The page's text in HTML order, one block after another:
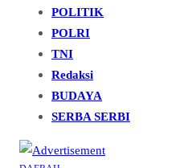
POLITIK
POLRI
TNI
Redaksi
BUDAYA
SERBA SERBI